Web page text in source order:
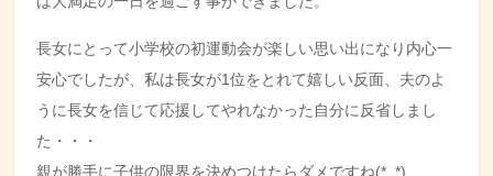
長女にとって小学校の初運動会が楽しい思い出になり内心一
安心でしたが、私は長女が1位をとれて嬉しい反面、夫のよ
うに長女を信じて応援してやれなかった自分に反省しまし
た・・・
親が勝手に子供の限界を決めつけたらダメですね(*_*)